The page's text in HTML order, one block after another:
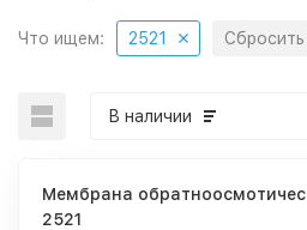
Что ищем: 2521
В наличии
Мембрана
2521